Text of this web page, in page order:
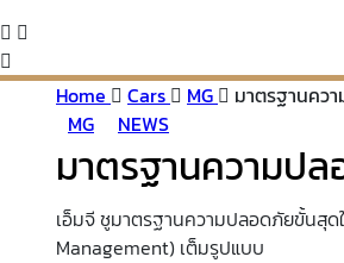
Home Cars MG
มาตรฐานคว
MG
NEWS
มาตรฐานความป
เอ็มจี ชูมาตรฐานความปลอดภัยขั้นสุ
Management) เต็มรูปแบบ